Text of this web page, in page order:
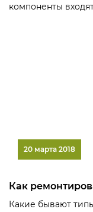
компоненты
20 марта 2018
Как
Какие бывают